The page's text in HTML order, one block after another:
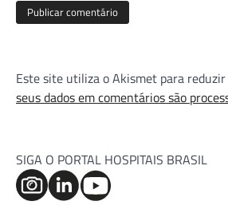
Este site utiliza o Akismet para reduzir
seus dados em comentários são
SIGA O PORTAL HOSPITAIS BRASIL